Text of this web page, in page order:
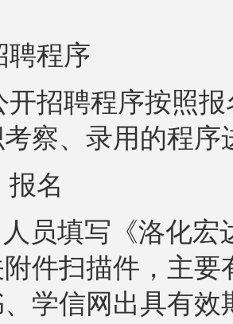
聘程序
开招聘程序按照
察、录用的程序
报名
员填写《洛化
件扫描件，主
学信网出具有